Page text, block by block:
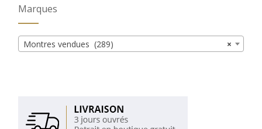
Marques
×
Montres vendues (289)